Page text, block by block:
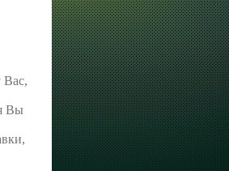
Вас,
Вы